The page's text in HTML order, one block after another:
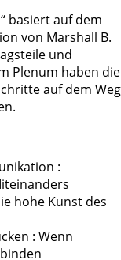
basiert auf dem
von Marshall B.
und
Plenum haben die
auf dem Weg
:
hohe Kunst des
: Wenn